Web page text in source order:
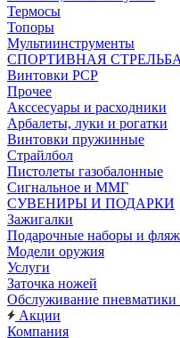
Термосы
Топоры
Мультиинструменты
СПОРТИВНАЯ СТРЕЛЬБА
Винтовки PCP
Прочее
Акссесуары и расходники
Арбалеты, луки и рогатки
Винтовки пружинные
Страйлбол
Пистолеты газобалонные
Сигнальное и ММГ
СУВЕНИРЫ И ПОДАРКИ
Зажигалки
Подарочные наборы и
Модели оружия
Услуги
Заточка ножей
Обслуживание
Акции
Компания